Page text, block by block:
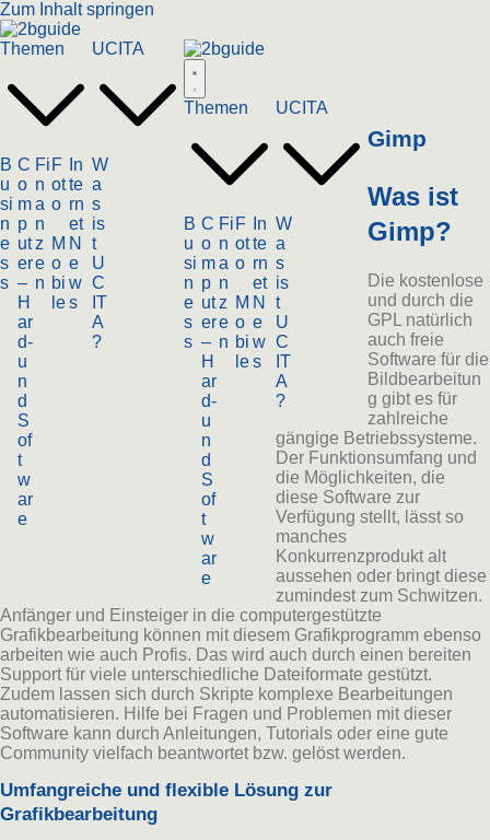
Zum Inhalt springen
Themen
B
u
si
n
e
s
s
C
o
m
p
ut
er
–
H
ar
d-
u
n
d
S
of
t
w
ar
e
Fi
n
a
n
z
e
n
F
ot
o
In
te
rn
et
M
o
bi
le
N
e
w
s
UCITA
W
a
s
is
t
U
C
IT
A
?
Themen
B
u
si
n
e
s
s
C
o
m
p
ut
er
–
H
ar
d-
u
n
d
S
of
t
w
ar
e
Fi
n
a
n
z
e
n
F
ot
o
In
te
rn
et
M
o
bi
le
N
e
w
s
UCITA
W
a
s
is
t
U
C
IT
A
?
Gimp
Was ist
Gimp?
Die kostenlose
und durch die
GPL natürlich
auch freie
Software für die
Bildbearbeitun
g gibt es für
zahlreiche
gängige Betriebssysteme.
Der Funktionsumfang und
die Möglichkeiten, die
diese Software zur
Verfügung stellt, lässt so
manches
Konkurrenzprodukt alt
aussehen oder bringt diese
zumindest zum Schwitzen.
Anfänger und Einsteiger in die computergestützte
Grafikbearbeitung können mit diesem Grafikprogramm ebenso
arbeiten wie auch Profis. Das wird auch durch einen bereiten
Support für viele unterschiedliche Dateiformate gestützt.
Zudem lassen sich durch Skripte komplexe Bearbeitungen
automatisieren. Hilfe bei Fragen und Problemen mit dieser
Software kann durch Anleitungen, Tutorials oder eine gute
Community vielfach beantwortet bzw. gelöst werden.
Umfangreiche und flexible Lösung zur
Grafikbearbeitung